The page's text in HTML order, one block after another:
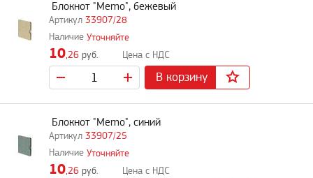
33907/28
Блокнот "Memo", бежевый
Уточняйте
10,26 руб.
В корзину
33907/25
Блокнот "Memo", синий
Уточняйте
10,26 руб.